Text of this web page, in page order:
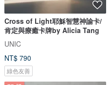
Cross of Light耶穌智慧神諭卡/
肯定與療癒卡牌by Alicia Tang
UNIC
NT$ 790
綠色友善